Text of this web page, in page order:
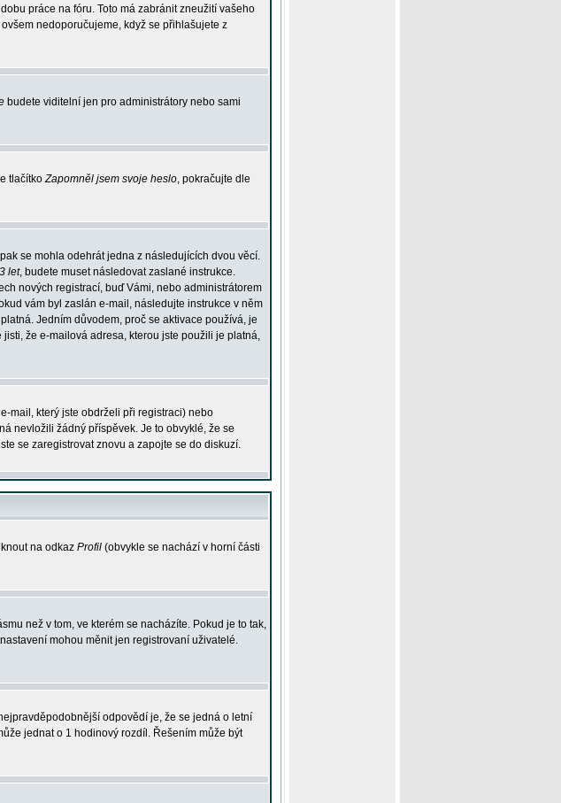
práce na fóru. Toto má zabránit zneužití vašeho
nedoporučujeme, když se přihlašujete z
budete viditelní jen pro administrátory nebo sami
tlačítkoZapomněl jsem svoje heslo, pokračujte dle
se mohla odehrát jedna z následujících dvou věcí.
let, budete muset následovat zaslané instrukce.
nových registrací, buď Vámi, nebo administrátorem
vám byl zaslán e-mail, následujte instrukce v něm
Jedním důvodem, proč se aktivace používá, je
že e-mailová adresa, kterou jste použili je platná,
mail, který jste obdrželi při registraci) nebo
nevložili žádný příspěvek. Je to obvyklé, že se
se zaregistrovat znovu a zapojte se do diskuzí.
na odkaz Profil (obvykle se nachází v horní části
než v tom, ve kterém se nacházíte. Pokud je to tak,
mohou měnit jen registrovaní uživatelé.
odpovědí je, že se jedná o letní
jednat o 1 hodinový rozdíl. Řešením může být